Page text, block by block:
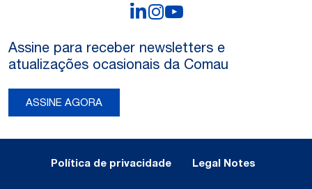
LinkedIn
Instagram
Assine para receber newsletters e
atualizações ocasionais da Comau
ASSINE AGORA
Política de privacidade Legal Notes